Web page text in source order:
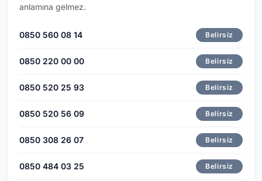
anlamına gelmez.
0850 560 08 14 Belirsiz
0850 220 00 00 Belirsiz
0850 520 25 93 Belirsiz
0850 520 56 09 Belirsiz
0850 308 26 07 Belirsiz
0850 484 03 25 Belirsiz